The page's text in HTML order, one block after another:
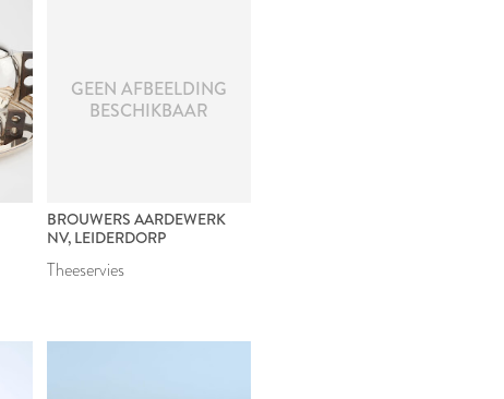
GEEN AFBEELDING
BESCHIKBAAR
BROUWERS AARDEWERK
NV, LEIDERDORP
Theeservies